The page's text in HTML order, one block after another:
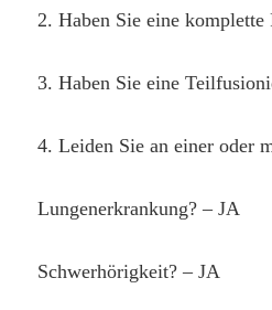
2. Haben Sie eine
3. Haben Sie eine
4. Leiden Sie an einer oder
Lungenerkrankung? – JA
Schwerhörigkeit? – JA